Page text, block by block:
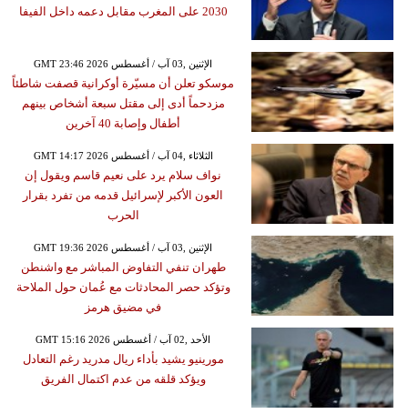
2030 على المغرب مقابل دعمه داخل الفيفا
GMT 23:46 2026 الإثنين ,03 آب / أغسطس
موسكو تعلن أن مسيّرة أوكرانية قصفت شاطئاً
مزدحماً أدى إلى مقتل سبعة أشخاص بينهم
أطفال وإصابة 40 آخرين
GMT 14:17 2026 الثلاثاء ,04 آب / أغسطس
نواف سلام يرد على نعيم قاسم ويقول إن
العون الأكبر لإسرائيل قدمه من تفرد بقرار
الحرب
GMT 19:36 2026 الإثنين ,03 آب / أغسطس
طهران تنفي التفاوض المباشر مع واشنطن
وتؤكد حصر المحادثات مع عُمان حول الملاحة
في مضيق هرمز
GMT 15:16 2026 الأحد ,02 آب / أغسطس
مورينيو يشيد بأداء ريال مدريد رغم التعادل
ويؤكد قلقه من عدم اكتمال الفريق